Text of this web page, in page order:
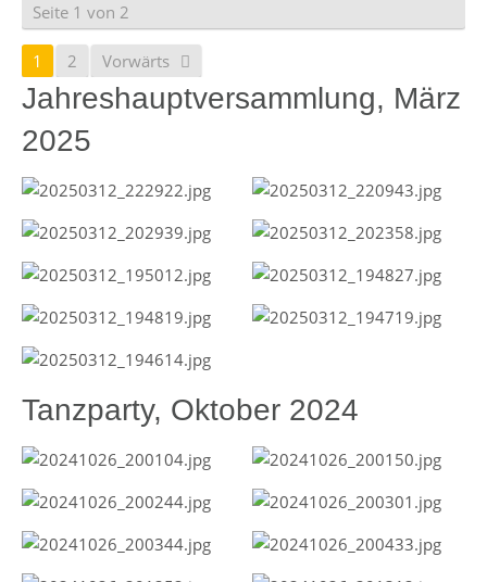
Seite 1 von 2
1 2 Vorwärts
Jahreshauptversammlung, März
2025
Tanzparty, Oktober 2024